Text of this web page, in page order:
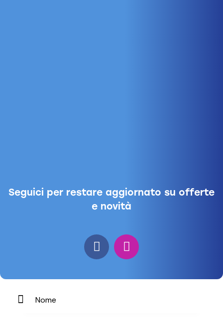
Seguici per restare aggiornato su offerte
e novità